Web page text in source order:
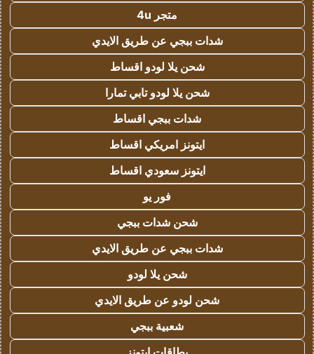
متجر 4u
شدات ببجي عن طريق الايدي
شحن يلا لودو اقساط
شحن يلا لودو تابي تمارا
شدات ببجي اقساط
ايتونز امريكي اقساط
ايتونز سعودي اقساط
فور يو
شحن شدات ببجي
شدات ببجي عن طريق الايدي
شحن يلا لودو
شحن لودو عن طريق الايدي
شعبية ببجي